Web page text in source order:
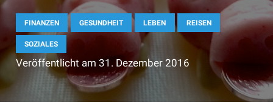
FINANZEN GESUNDHEIT LEBEN REISEN
SOZIALES
Veröffentlicht am 31. Dezember 2016